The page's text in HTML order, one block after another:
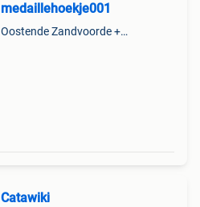
medaillehoekje001
Oostende Zandvoorde +Oostende
Catawiki